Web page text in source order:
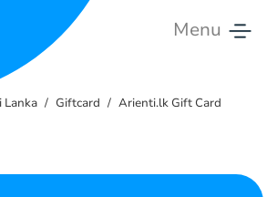
Menu
Lanka Giftcard Arienti.lk Gift Card